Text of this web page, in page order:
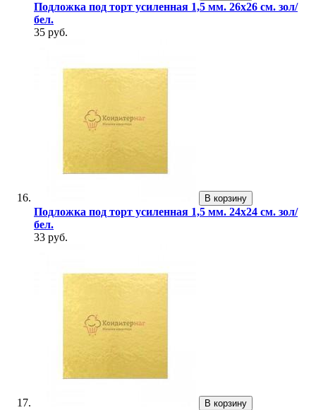
Подложка под торт усиленная 1,5 мм. 26х26 см. зол/
бел.
35 руб.
В корзину
Подложка под торт усиленная 1,5 мм. 24х24 см. зол/
бел.
33 руб.
В корзину